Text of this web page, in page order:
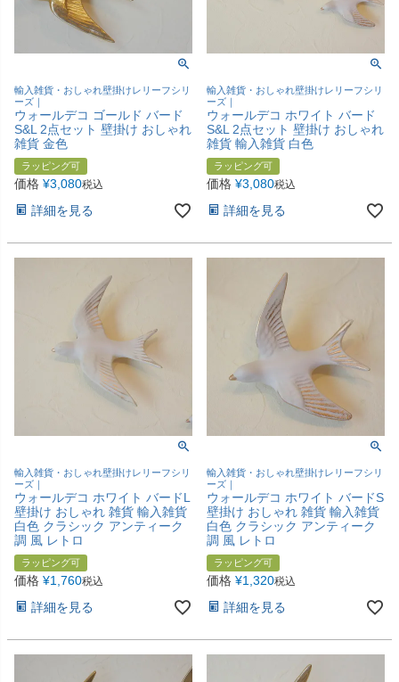
輸入雑貨・おしゃれ壁掛けレリーフシリ
ーズ｜
ウォールデコ ゴールド バード
S&L 2点セット 壁掛け おしゃれ
雑貨 金色
ラッピング可
価格 ¥3,080税込
詳細を見る
輸入雑貨・おしゃれ壁掛けレリーフシリ
ーズ｜
ウォールデコ ホワイト バード
S&L 2点セット 壁掛け おしゃれ
雑貨 輸入雑貨 白色
ラッピング可
価格 ¥3,080税込
詳細を見る
輸入雑貨・おしゃれ壁掛けレリーフシリ
ーズ｜
ウォールデコ ホワイト バードL
壁掛け おしゃれ 雑貨 輸入雑貨
白色 クラシック アンティーク
調 風 レトロ
ラッピング可
価格 ¥1,760税込
詳細を見る
輸入雑貨・おしゃれ壁掛けレリーフシリ
ーズ｜
ウォールデコ ホワイト バードS
壁掛け おしゃれ 雑貨 輸入雑貨
白色 クラシック アンティーク
調 風 レトロ
ラッピング可
価格 ¥1,320税込
詳細を見る